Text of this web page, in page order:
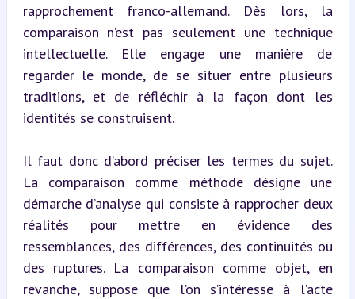
rapprochement franco-allemand. Dès lors, la
comparaison n’est pas seulement une technique
intellectuelle. Elle engage une manière de
regarder le monde, de se situer entre plusieurs
traditions, et de réfléchir à la façon dont les
identités se construisent.
Il faut donc d’abord préciser les termes du sujet.
La comparaison comme méthode désigne une
démarche d’analyse qui consiste à rapprocher deux
réalités pour mettre en évidence des
ressemblances, des différences, des continuités ou
des ruptures. La comparaison comme objet, en
revanche, suppose que l’on s’intéresse à l’acte